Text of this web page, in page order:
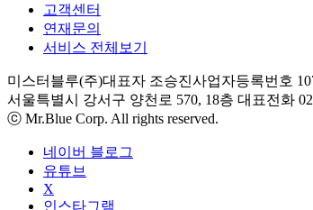
고객센터
연재문의
서비스 전체보기
미스터블루(주)대표자 조승진사업자등록번호
서울특별시 강서구 양천로 570, 18층 대표전화
ⓒ Mr.Blue Corp. All rights reserved.
네이버 블로그
유튜브
X
인스타그램